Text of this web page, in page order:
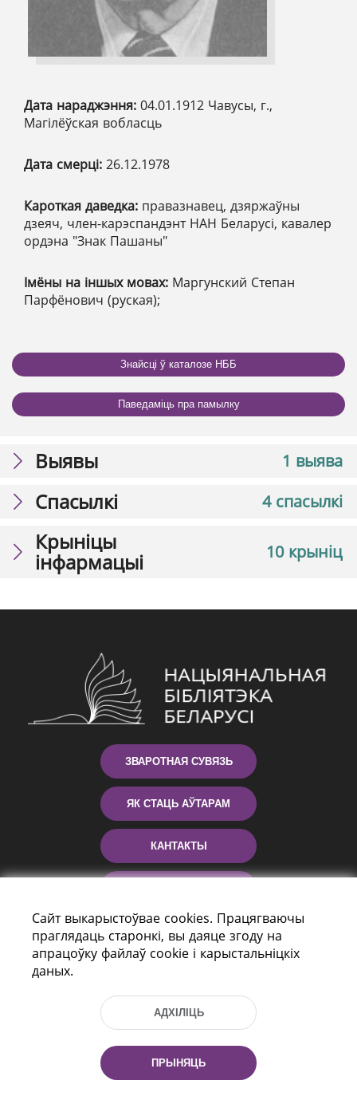
Дата нараджэння: 04.01.1912 Чавусы, г.,
Магілёўская вобласць
Дата смерці: 26.12.1978
Кароткая даведка: правазнавец, дзяржаўны
дзеяч, член-карэспандэнт НАН Беларусі, кавалер
ордэна "Знак Пашаны"
Імёны на іншых мовах: Маргунский Степан
Парфёнович (руская);
Знайсці ў каталозе НББ
Паведаміць пра памылку
1 выява
Выявы
4 спасылкі
Спасылкі
10 крыніц
Крыніцы
інфармацыі
ЗВАРОТНАЯ СУВЯЗЬ
ЯК СТАЦЬ АЎТАРАМ
КАНТАКТЫ
г. Мiнск, Рэспубліка Беларусь, 220114
Тэл.: (+375 17) 368 37 37, Факс: (+375 17)
Сайт выкарыстоўвае cookies. Працягваючы
праглядаць старонкі, вы даяце згоду на
апрацоўку файлаў cookie і карыстальніцкіх
даных.
АДХІЛІЦЬ
ПРЫНЯЦЬ